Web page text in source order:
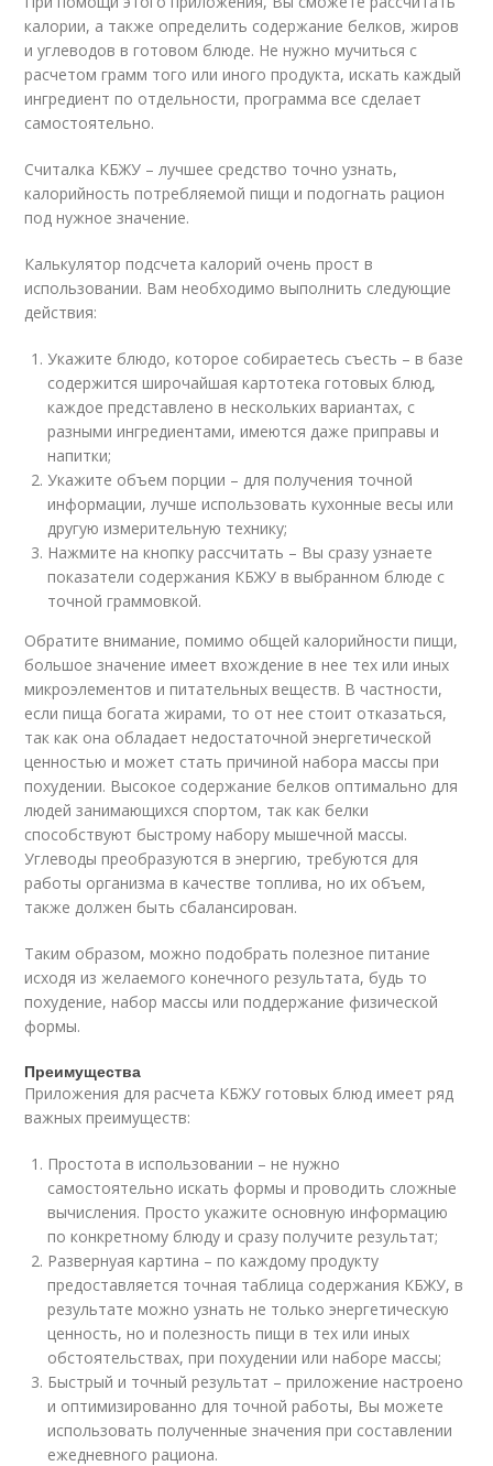
калории, а также определить содержание белков, жиров
и углеводов в готовом блюде. Не нужно мучиться с
расчетом грамм того или иного продукта, искать каждый
ингредиент по отдельности, программа все сделает
самостоятельно.
Считалка КБЖУ – лучшее средство точно узнать,
калорийность потребляемой пищи и подогнать рацион
под нужное значение.
Калькулятор подсчета калорий очень прост в
использовании. Вам необходимо выполнить следующие
действия:
Укажите блюдо, которое собираетесь съесть – в базе
содержится широчайшая картотека готовых блюд,
каждое представлено в нескольких вариантах, с
разными ингредиентами, имеются даже приправы и
напитки;
Укажите объем порции – для получения точной
информации, лучше использовать кухонные весы или
другую измерительную технику;
Нажмите на кнопку рассчитать – Вы сразу узнаете
показатели содержания КБЖУ в выбранном блюде с
точной граммовкой.
Обратите внимание, помимо общей калорийности пищи,
большое значение имеет вхождение в нее тех или иных
микроэлементов и питательных веществ. В частности,
если пища богата жирами, то от нее стоит отказаться,
так как она обладает недостаточной энергетической
ценностью и может стать причиной набора массы при
похудении. Высокое содержание белков оптимально для
людей занимающихся спортом, так как белки
способствуют быстрому набору мышечной массы.
Углеводы преобразуются в энергию, требуются для
работы организма в качестве топлива, но их объем,
также должен быть сбалансирован.
Таким образом, можно подобрать полезное питание
исходя из желаемого конечного результата, будь то
похудение, набор массы или поддержание физической
формы.
Преимущества
Приложения для расчета КБЖУ готовых блюд имеет ряд
важных преимуществ:
Простота в использовании – не нужно
самостоятельно искать формы и проводить сложные
вычисления. Просто укажите основную информацию
по конкретному блюду и сразу получите результат;
Развернуая картина – по каждому продукту
предоставляется точная таблица содержания КБЖУ, в
результате можно узнать не только энергетическую
ценность, но и полезность пищи в тех или иных
обстоятельствах, при похудении или наборе массы;
Быстрый и точный результат – приложение настроено
и оптимизированно для точной работы, Вы можете
использовать полученные значения при составлении
ежедневного рациона.